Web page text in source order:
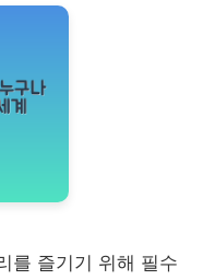
를 즐기기 위해 필수